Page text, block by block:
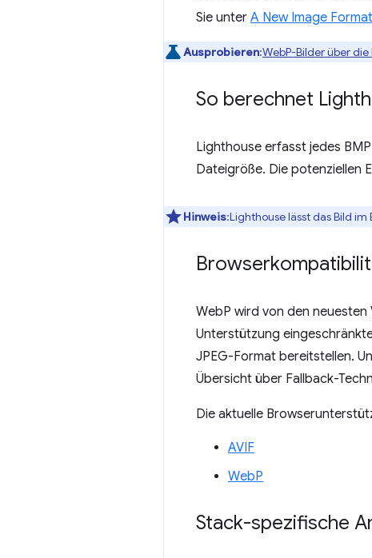
Sie unter A New Image
Ausprobieren:WebP-Bilder über
So berechnet
Lighthouse erfasst jedes
Dateigröße. Die potenziellen
Hinweis:Lighthouse lässt das Bild
WebP wird von den
Unterstützung
JPEG-Format bereitstellen.
Übersicht über Fallback-
Die aktuelle
AVIF
WebP
Stack-spezifische